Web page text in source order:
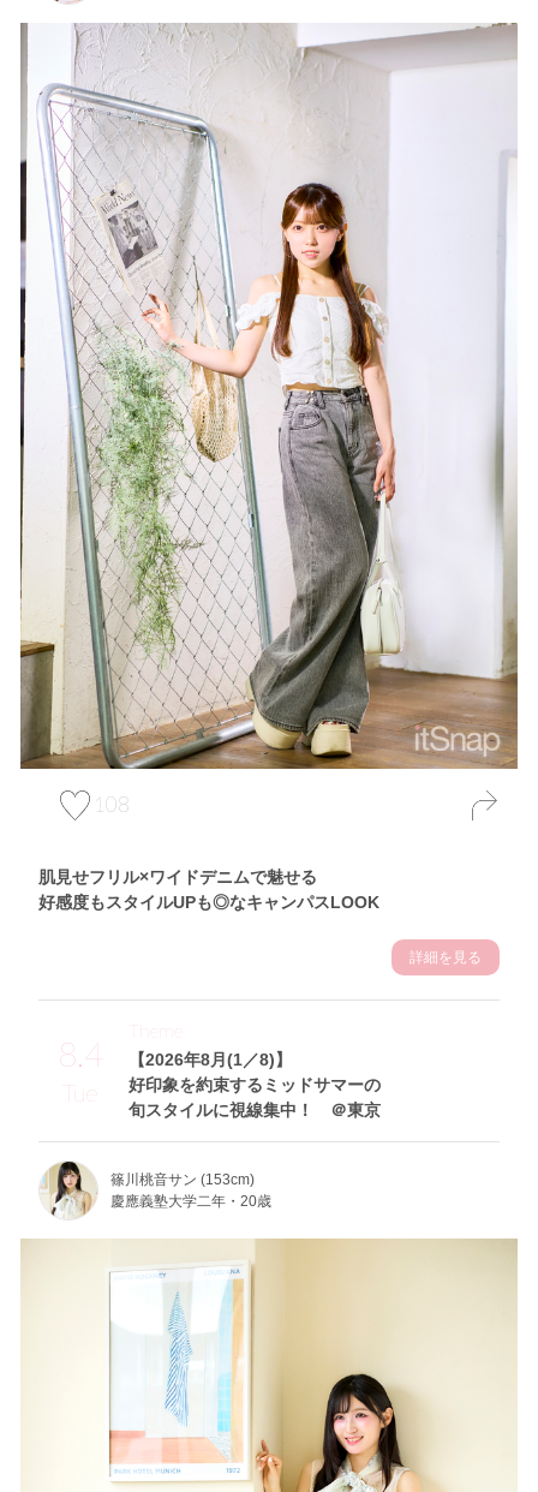
108
肌見せフリル×ワイドデニムで魅せる
好感度もスタイルUPも◎なキャンパスLOOK
詳細を見る
8.4
Tue
【2026年8月(1／8)】
好印象を約束するミッドサマーの
旬スタイルに視線集中！ ＠東京
Theme
篠川桃音サン (153cm)
慶應義塾大学二年・20歳